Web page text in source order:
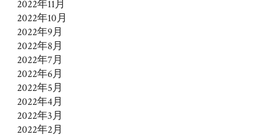
2022年11月
2022年10月
2022年9月
2022年8月
2022年7月
2022年6月
2022年5月
2022年4月
2022年3月
2022年2月